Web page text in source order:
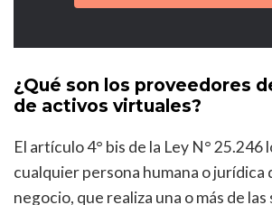
¿Qué son los proveedores
de activos virtuales?
El artículo 4° bis de la Ley N° 25.246
cualquier persona humana o jurídica
negocio, que realiza una o más de